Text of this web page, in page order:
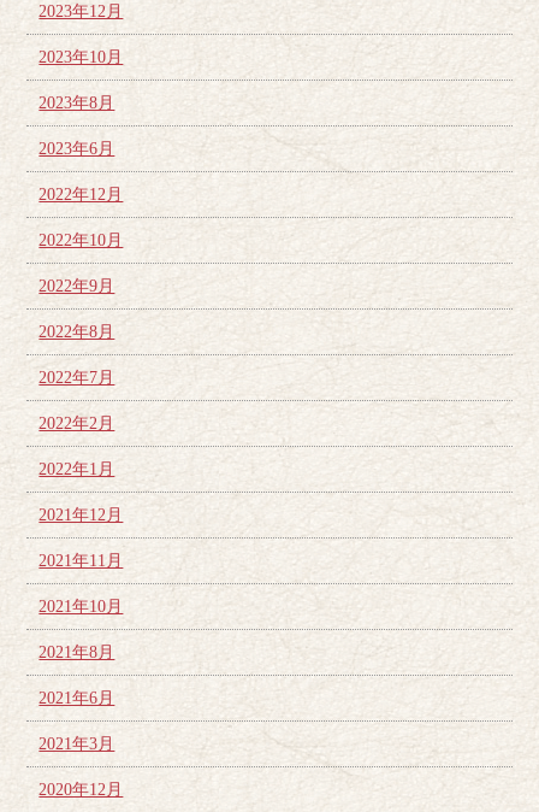
2023年12月
2023年10月
2023年8月
2023年6月
2022年12月
2022年10月
2022年9月
2022年8月
2022年7月
2022年2月
2022年1月
2021年12月
2021年11月
2021年10月
2021年8月
2021年6月
2021年3月
2020年12月